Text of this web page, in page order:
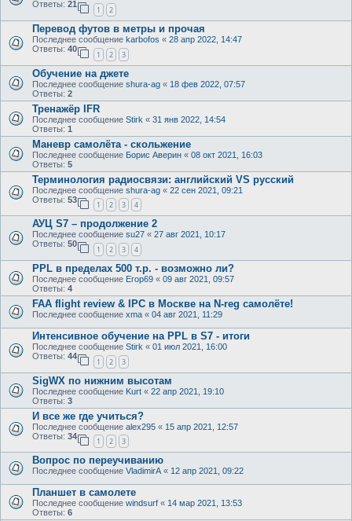
Ответы: 21
1 2
Перевод футов в метры и прочая
Последнее сообщение karbofos « 28 апр 2022, 14:47
Ответы: 40
1 2 3
Обучение на джете
Последнее сообщение shura-ag « 18 фев 2022, 07:57
Ответы: 2
Тренажёр IFR
Последнее сообщение Stirk « 31 янв 2022, 14:54
Ответы: 1
Маневр самолёта - скольжение
Последнее сообщение Борис Аверин « 08 окт 2021, 16:03
Ответы: 5
Терминология радиосвязи: английский VS русский
Последнее сообщение shura-ag « 22 сен 2021, 09:21
Ответы: 53
1 2 3 4
АУЦ S7 – продолжение 2
Последнее сообщение su27 « 27 авг 2021, 10:17
Ответы: 50
1 2 3 4
PPL в пределах 500 т.р. - возможно ли?
Последнее сообщение Егор69 « 09 авг 2021, 09:57
Ответы: 4
FAA flight review & IPC в Москве на N-reg самолёте!
Последнее сообщение xma « 04 авг 2021, 11:29
Интенсивное обучение на PPL в S7 - итоги
Последнее сообщение Stirk « 01 июл 2021, 16:00
Ответы: 44
1 2 3
SigWX по нижним высотам
Последнее сообщение Kurt « 22 апр 2021, 19:10
Ответы: 3
И все же где учиться?
Последнее сообщение alex295 « 15 апр 2021, 12:57
Ответы: 34
1 2 3
Вопрос по переучиванию
Последнее сообщение VladimirA « 12 апр 2021, 09:22
Планшет в самолете
Последнее сообщение windsurf « 14 мар 2021, 13:53
Ответы: 6